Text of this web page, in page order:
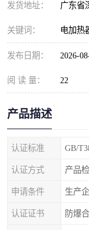
发货地址： 广东省
关键词： 电加热
发布日期： 2026-
阅 读 量： 22
产品描述
认证标准 GB/
认证方式 产品
申请条件 生产
认证证书 防爆